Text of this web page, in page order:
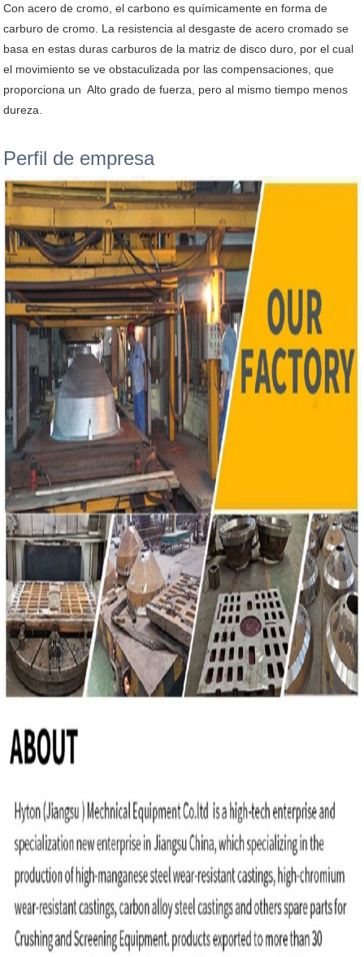
Con acero de cromo, el carbono es químicamente en forma de
carburo de cromo. La resistencia al desgaste de acero cromado se
basa en estas duras carburos de la matriz de disco duro, por el cual
el movimiento se ve obstaculizada por las compensaciones, que
proporciona un Alto grado de fuerza, pero al mismo tiempo menos
dureza.
Perfil de empresa